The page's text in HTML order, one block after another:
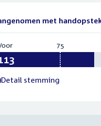
met
:
75
Detail stemming